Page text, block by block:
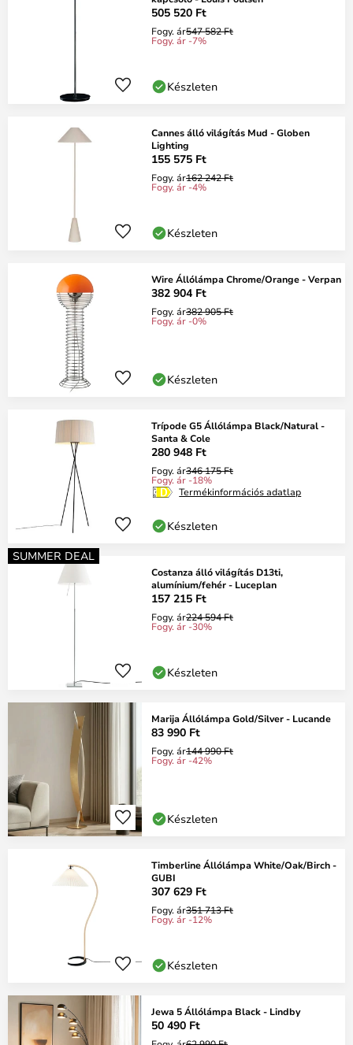
505 520 Ft
Fogy. ár547 582 Ft
Fogy. ár -7%
Készleten
Cannes álló világítás Mud - Globen
Lighting
155 575 Ft
Fogy. ár162 242 Ft
Fogy. ár -4%
Készleten
Wire Állólámpa Chrome/Orange - Verpan
382 904 Ft
Fogy. ár382 905 Ft
Fogy. ár -0%
Készleten
Trípode G5 Állólámpa Black/Natural -
Santa & Cole
280 948 Ft
Fogy. ár346 175 Ft
Fogy. ár -18%
Termékinformációs adatlap
Készleten
SUMMER DEAL
Costanza álló világítás D13ti,
alumínium/fehér - Luceplan
157 215 Ft
Fogy. ár224 594 Ft
Fogy. ár -30%
Készleten
Marija Állólámpa Gold/Silver - Lucande
83 990 Ft
Fogy. ár144 990 Ft
Fogy. ár -42%
Készleten
Timberline Állólámpa White/Oak/Birch -
GUBI
307 629 Ft
Fogy. ár351 713 Ft
Fogy. ár -12%
Készleten
Jewa 5 Állólámpa Black - Lindby
50 490 Ft